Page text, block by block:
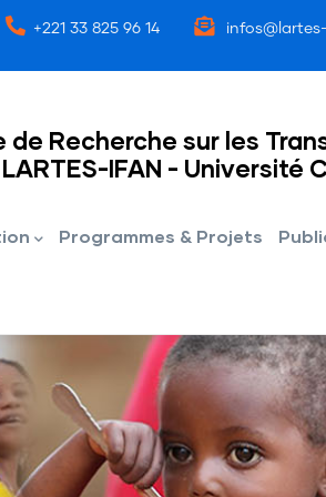
+221 33 825 96 14
de Recherche sur les
LARTES-IFAN - Université
Programmes & Projets